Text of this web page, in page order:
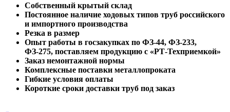
Собственный крытый склад
Постоянное наличие ходовых типов труб российского
и импортного производства
Резка в размер
Опыт работы в госзакупках по ФЗ-44, ФЗ-233,
ФЗ-275, поставляем продукцию с «РТ-Техприемкой»
Заказ немонтажной нормы
Комплексные поставки металлопроката
Гибкие условия оплаты
Короткие сроки доставки труб под заказ